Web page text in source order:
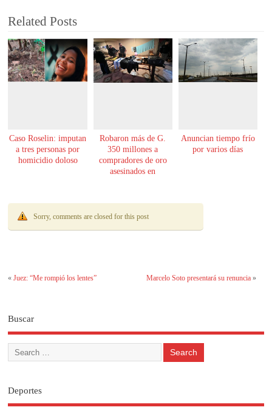
Related Posts
Caso Roselin: imputan
a tres personas por
homicidio doloso
Robaron más de G.
350 millones a
compradores de oro
asesinados en
Anuncian tiempo frío
por varios días
Sorry, comments are closed for this post
«Juez: “Me rompió los lentes” Marcelo Soto presentará su renuncia»
Buscar
Deportes